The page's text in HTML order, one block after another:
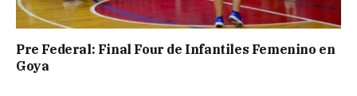
Pre Federal: Final Four de Infantiles Femenino en
Goya